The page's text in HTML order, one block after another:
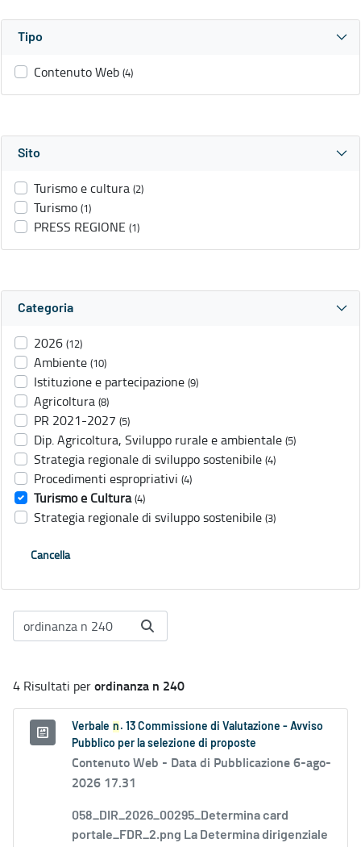
Tipo
Contenuto Web (4)
Sito
Turismo e cultura (2)
Turismo (1)
PRESS REGIONE (1)
Categoria
2026 (12)
Ambiente (10)
Istituzione e partecipazione (9)
Agricoltura (8)
PR 2021-2027 (5)
Dip. Agricoltura, Sviluppo rurale e ambientale (5)
Strategia regionale di sviluppo sostenibile (4)
Procedimenti espropriativi (4)
Turismo e Cultura (4)
Strategia regionale di sviluppo sostenibile (3)
Cancella
4 Risultati perordinanza n 240
Verbale n . 13 Commissione di Valutazione - Avviso
Pubblico per la selezione di proposte
Contenuto Web - Data di Pubblicazione 6-ago-
2026 17.31
058_DIR_2026_00295_Determina card
portale_FDR_2.png La Determina dirigenziale